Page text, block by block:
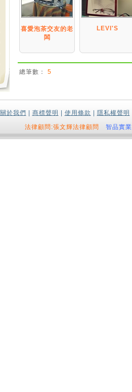
喜愛泡茶交友的老
闆
LEVI'S
總筆數： 5
關於我們 商標聲明 使用條款 隱私權聲明
法律顧問:張文輝法律顧問
智品實業